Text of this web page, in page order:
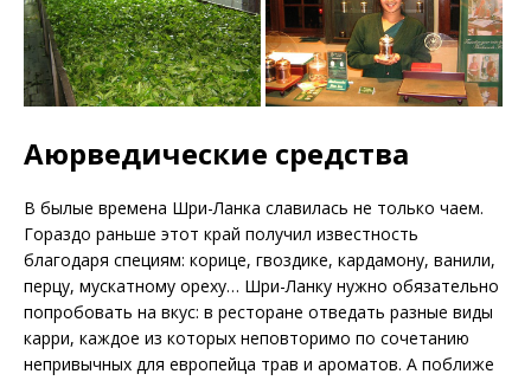
Аюрведические средства
В былые времена Шри-Ланка славилась не только чаем.
Гораздо раньше этот край получил известность
благодаря специям: корице, гвоздике, кардамону, ванили,
перцу, мускатному ореху… Шри-Ланку нужно обязательно
попробовать на вкус: в ресторане отведать разные виды
карри, каждое из которых неповторимо по сочетанию
непривычных для европейца трав и ароматов. А поближе